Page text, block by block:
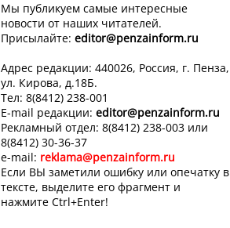
Мы публикуем самые интересные
новости от наших читателей.
Присылайте: editor@penzainform.ru
Адрес редакции: 440026, Россия, г. Пенза,
ул. Кирова, д.18Б.
Тел: 8(8412) 238-001
E-mail редакции: editor@penzainform.ru
Рекламный отдел: 8(8412) 238-003 или
8(8412) 30-36-37
e-mail: reklama@penzainform.ru
Если ВЫ заметили ошибку или опечатку в
тексте, выделите его фрагмент и
нажмите Ctrl+Enter!